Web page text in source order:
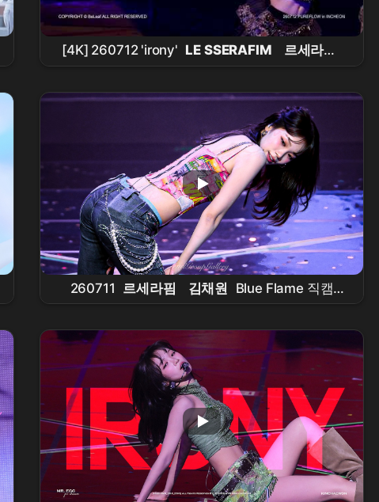
[4K] 260712 'irony' LE SSERAFIM
르세라핌
KAZUHA FanCam 카즈하 직캠 中村一葉直拍
260711 르세라핌 김채원
Blue Flame 직캠
4K60p LESSERAFIM fancam